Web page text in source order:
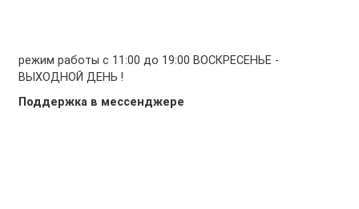
режим работы с 11:00 до 19:00 ВОСКРЕСЕНЬЕ -
ВЫХОДНОЙ ДЕНЬ !
Поддержка в мессенджере